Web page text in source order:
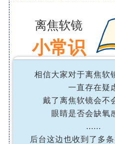
离焦软镜
小常识
相信大家对于离焦软
一直存在疑
戴了离焦软镜会不
眼睛是否会缺氧
......
后台这边也收到了多